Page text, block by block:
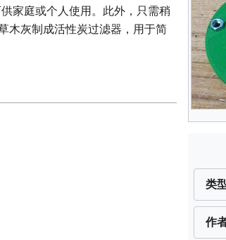
类
作
家庭或个人使用。此外，只需稍
木灰制成活性炭过滤器，用于简